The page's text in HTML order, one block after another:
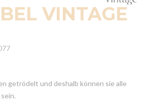
VINTAGE
getrödelt und deshalb können sie alle